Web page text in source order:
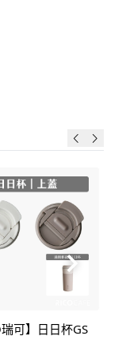
瑞可】日日杯GS